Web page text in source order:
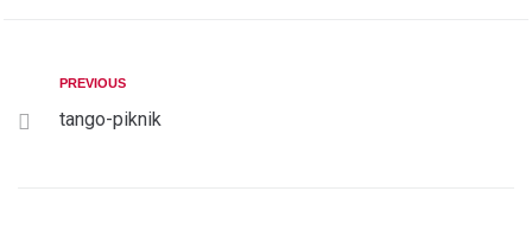
PREVIOUS
tango-piknik